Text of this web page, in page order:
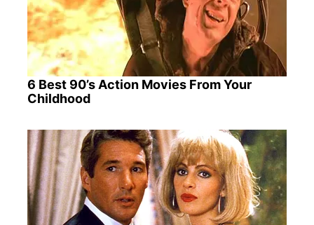
6 Best 90’s Action Movies From Your
Childhood